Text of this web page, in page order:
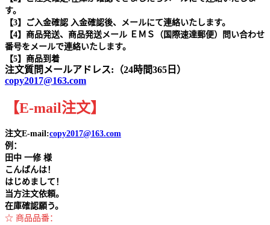
す。
【3】ご入金確認 入金確認後、メールにて連絡いたします。
【4】商品発送、商品発送メール ＥＭＳ（国際速達郵便）問い合わせ
番号をメールで連絡いたします。
【5】商品到着
注文質問メールアドレス:（24時間365日）
copy2017@163.com
【E-mail注文】
注文E-mail:copy2017@163.com
例：
田中 一修 様
こんばんは！
はじめまして！
当方注文依頼。
在庫確認願う。
☆ 商品品番：